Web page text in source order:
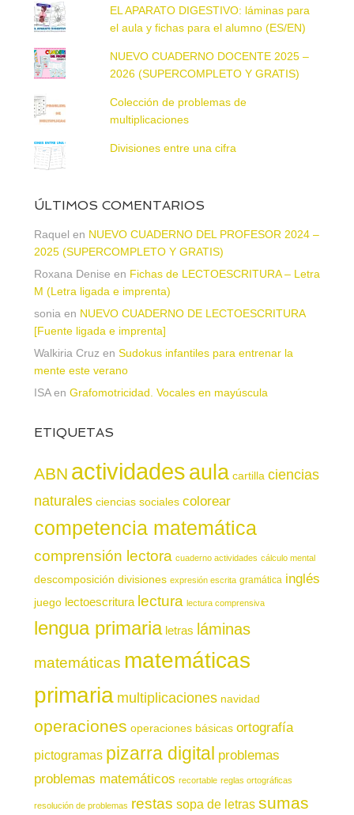
EL APARATO DIGESTIVO: láminas para
el aula y fichas para el alumno (ES/EN)
NUEVO CUADERNO DOCENTE 2025 –
2026 (SUPERCOMPLETO Y GRATIS)
Colección de problemas de
multiplicaciones
Divisiones entre una cifra
ÚLTIMOS COMENTARIOS
Raquel en NUEVO CUADERNO DEL PROFESOR 2024 –
2025 (SUPERCOMPLETO Y GRATIS)
Roxana Denise en Fichas de LECTOESCRITURA – Letra
M (Letra ligada e imprenta)
sonia en NUEVO CUADERNO DE LECTOESCRITURA
[Fuente ligada e imprenta]
Walkiria Cruz en Sudokus infantiles para entrenar la
mente este verano
ISAen Grafomotricidad. Vocales en mayúscula
ETIQUETAS
ABN actividadesaula cartilla ciencias
naturales ciencias sociales colorear
competencia matemática
comprensión lectora cuaderno actividades cálculo mental
descomposición divisiones expresión escrita gramática inglés
juego lectoescritura lectura lectura comprensiva
lengua primaria letras láminas
matemáticas matemáticas
primaria multiplicaciones navidad
operaciones operaciones básicas ortografía
pictogramas pizarra digital problemas
problemas matemáticos recortable reglas ortográficas
resolución de problemas restas sopa de letras sumas